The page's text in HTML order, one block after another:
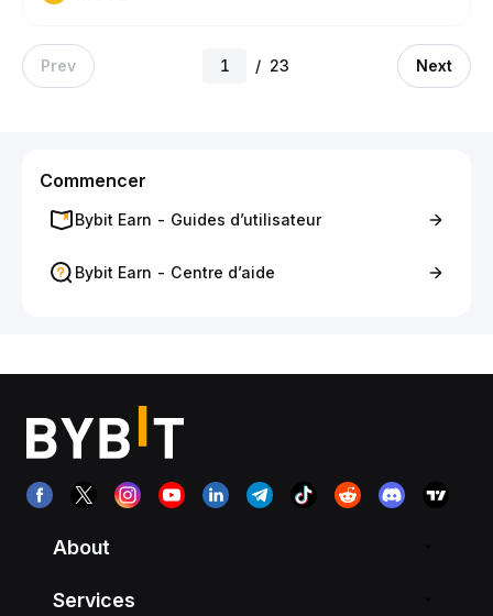
Prev / 23 Next
Commencer
Bybit Earn - Guides d’utilisateur
Bybit Earn - Centre d’aide
About
Services